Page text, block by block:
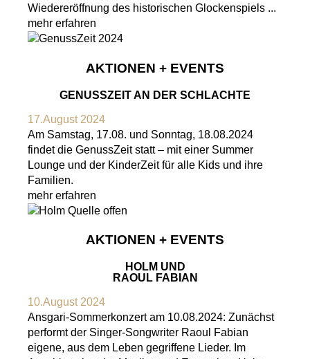
Wiedereröffnung des historischen Glockenspiels ...
mehr erfahren
AKTIONEN + EVENTS
GENUSSZEIT AN DER SCHLACHTE
17.August 2024
Am Samstag, 17.08. und Sonntag, 18.08.2024
findet die GenussZeit statt – mit einer Summer
Lounge und der KinderZeit für alle Kids und ihre
Familien.
mehr erfahren
AKTIONEN + EVENTS
HOLM UND
RAOUL FABIAN
10.August 2024
Ansgari-Sommerkonzert am 10.08.2024: Zunächst
performt der Singer-Songwriter Raoul Fabian
eigene, aus dem Leben gegriffene Lieder. Im